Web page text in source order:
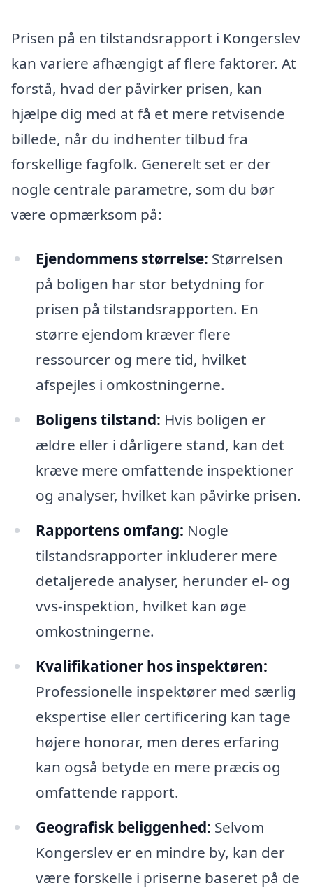
Prisen på en tilstandsrapport i Kongerslev
kan variere afhængigt af flere faktorer. At
forstå, hvad der påvirker prisen, kan
hjælpe dig med at få et mere retvisende
billede, når du indhenter tilbud fra
forskellige fagfolk. Generelt set er der
nogle centrale parametre, som du bør
være opmærksom på:
Ejendommens størrelse: Størrelsen
på boligen har stor betydning for
prisen på tilstandsrapporten. En
større ejendom kræver flere
ressourcer og mere tid, hvilket
afspejles i omkostningerne.
Boligens tilstand: Hvis boligen er
ældre eller i dårligere stand, kan det
kræve mere omfattende inspektioner
og analyser, hvilket kan påvirke prisen.
Rapportens omfang: Nogle
tilstandsrapporter inkluderer mere
detaljerede analyser, herunder el- og
vvs-inspektion, hvilket kan øge
omkostningerne.
Kvalifikationer hos inspektøren:
Professionelle inspektører med særlig
ekspertise eller certificering kan tage
højere honorar, men deres erfaring
kan også betyde en mere præcis og
omfattende rapport.
Geografisk beliggenhed: Selvom
Kongerslev er en mindre by, kan der
være forskelle i priserne baseret på de